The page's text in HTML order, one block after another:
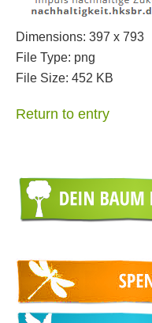
Dimensions: 397 x 793
File Type: png
File Size: 452 KB
Return to entry